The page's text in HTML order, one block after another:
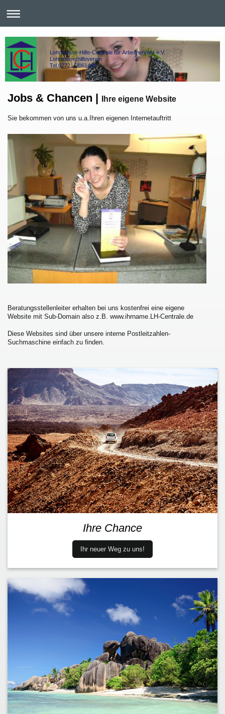
Lohnsteuer-Hilfe-Centrale für Arbeitnehmer e.V.
Lohnsteuerhilfeverein
Tel.07721-2061444
Jobs & Chancen | Ihre eigene Website
Sie bekommen von uns u.a.Ihren eigenen Internetauftritt
Beratungsstellenleiter erhalten bei uns kostenfrei eine eigene
Website mit Sub-Domain also z.B. www.ihrname.LH-Centrale.de
Diese Websites sind über unsere interne Postleitzahlen-
Suchmaschine einfach zu finden.
Ihre Chance
Ihr neuer Weg zu uns!